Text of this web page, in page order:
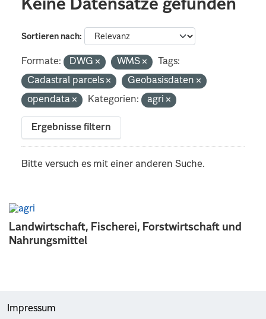
Landwirtschaft, Fischerei, Forstwirtschaft und
Nahrungsmittel
Keine Datensätze gefunden
Sortieren nach
Formate: DWG WMS
Tags:
Cadastral parcels
Geobasisdaten
opendata
Kategorien: agri
Ergebnisse filtern
Bitte versuch es mit einer anderen Suche.
Impressum